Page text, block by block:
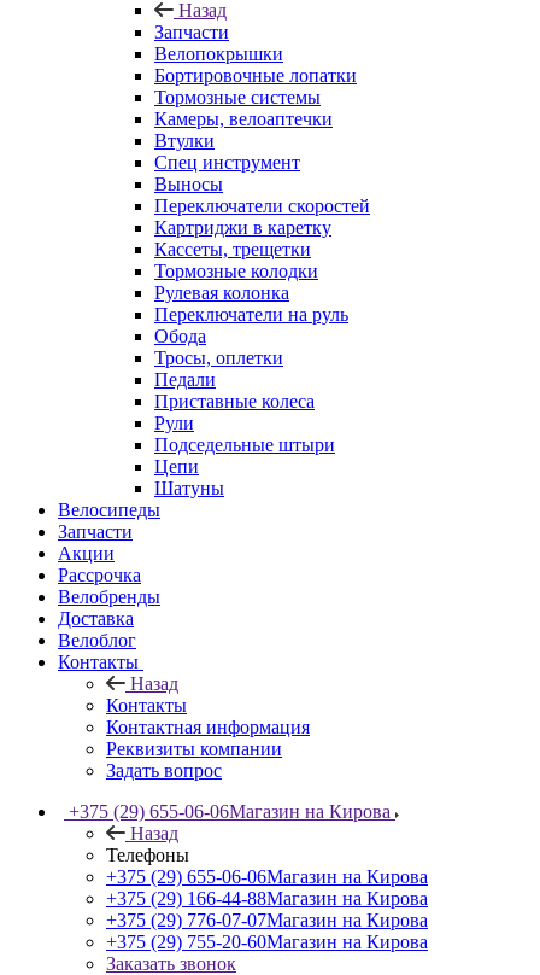
Назад
Запчасти
Велопокрышки
Бортировочные лопатки
Тормозные системы
Камеры, велоаптечки
Втулки
Спец инструмент
Выносы
Переключатели скоростей
Картриджи в каретку
Кассеты, трещетки
Тормозные колодки
Рулевая колонка
Переключатели на руль
Обода
Тросы, оплетки
Педали
Приставные колеса
Рули
Подседельные штыри
Цепи
Шатуны
Велосипеды
Запчасти
Акции
Рассрочка
Велобренды
Доставка
Велоблог
Контакты
Назад
Контакты
Контактная информация
Реквизиты компании
Задать вопрос
+375 (29) 655-06-06Магазин на Кирова
Назад
Телефоны
+375 (29) 655-06-06Магазин на Кирова
+375 (29) 166-44-88Магазин на Кирова
+375 (29) 776-07-07Магазин на Кирова
+375 (29) 755-20-60Магазин на Кирова
Заказать звонок